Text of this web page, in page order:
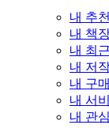
내 추
내 책
내 최
내 저
내 구
내 서
내 관